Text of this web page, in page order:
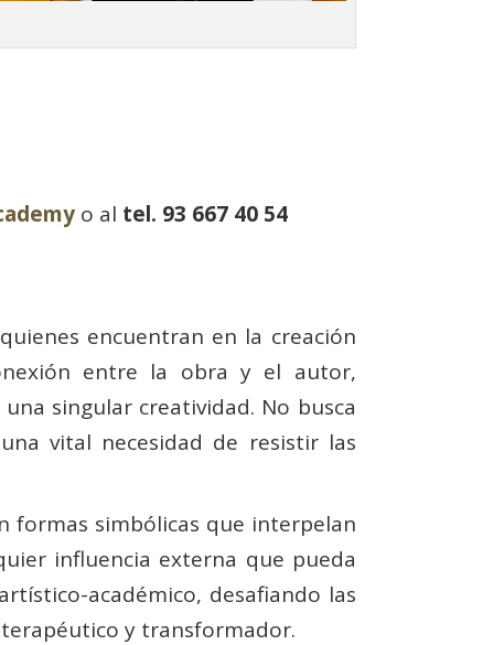
o al tel. 93 667 40 54
encuentran en la creación
entre la obra y el autor,
singular creatividad. No busca
vital necesidad de resistir las
formas simbólicas que interpelan
influencia externa que pueda
académico, desafiando las
y transformador.